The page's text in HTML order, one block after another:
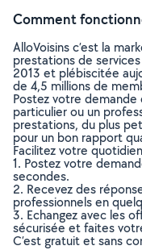
Comment
AlloVoisins c’est la
prestations de
2013 et plébiscitée
de 4,5 millions de
Postez votre
particulier ou un
prestations, du plus
pour un bon rapport
Facilitez votre
1. Postez votre
secondes.
2. Recevez des
professionnels en
3. Echangez avec les
sécurisée et faites
C’est gratuit et sans